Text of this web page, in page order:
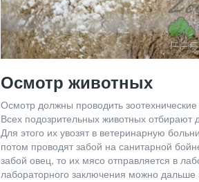
Осмотр животных
Осмотр должны проводить
Всех подозрительных животных отбирают
Для этого их увозят в ветеринарную
потом проводят забой на санитарной
забой овец, то их мясо отправляется в
лабораторного заключения можно дальше